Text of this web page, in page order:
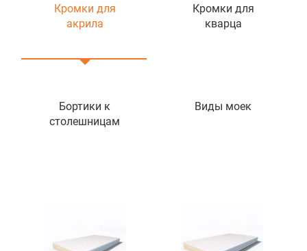
Кромки для
акрила
Кромки для
кварца
Бортики к
столешницам
Виды моек